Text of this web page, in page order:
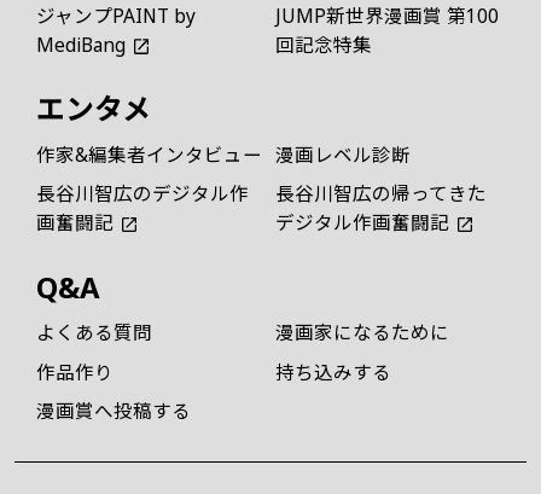
ジャンプPAINT by
MediBang
JUMP新世界漫画賞 第100
回記念特集
エンタメ
作家&編集者インタビュー 漫画レベル診断
長谷川智広のデジタル作
画奮闘記
長谷川智広の帰ってきた
デジタル作画奮闘記
Q&A
よくある質問
漫画家になるために
作品作り
持ち込みする
漫画賞へ投稿する